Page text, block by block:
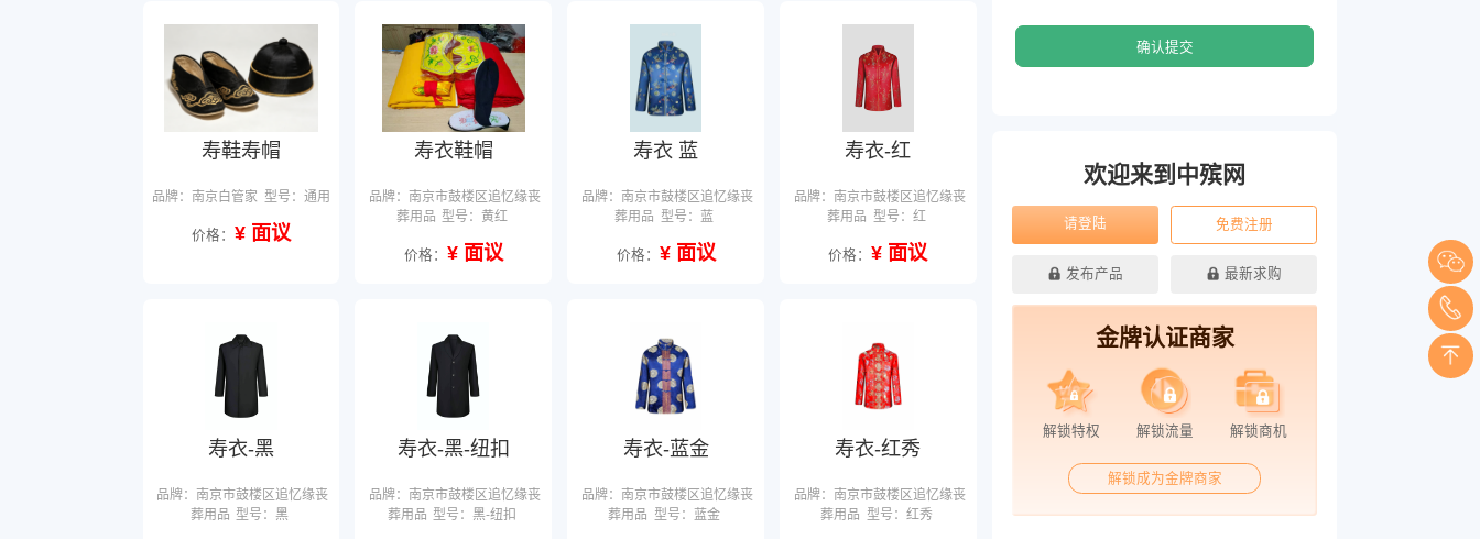
寿鞋寿帽
品牌：南京白管家 型号：通用
价格： ¥ 面议
寿衣鞋帽
品牌：南京市鼓楼区追忆缘丧
葬用品 型号：黄红
价格： ¥ 面议
寿衣 蓝
品牌：南京市鼓楼区追忆缘丧
葬用品 型号：蓝
价格： ¥ 面议
寿衣-红
品牌：南京市鼓楼区追忆缘丧
葬用品 型号：红
价格：¥ 面议
寿衣-黑
品牌：南京市鼓楼区追忆缘丧
葬用品 型号：黑
寿衣-黑-纽扣
品牌：南京市鼓楼区追忆缘丧
葬用品 型号：黑-纽扣
寿衣-蓝金
品牌：南京市鼓楼区追忆缘丧
葬用品 型号：蓝金
寿衣-红秀
品牌：南京市鼓楼区追忆缘丧
葬用品 型号：红秀
确认提交
欢迎来到中殡网
请登陆 免费注册
发布产品 最新求购
金牌认证商家
解锁特权 解锁流量 解锁商机
解锁成为金牌商家